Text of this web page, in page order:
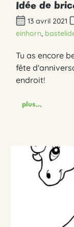
Idée de
13 avril 2021
einhorn,
Tu as encore
fête
endroit!
plus...